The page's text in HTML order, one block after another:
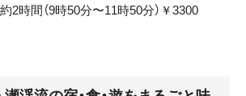
2時間（9時50分〜11時50分）￥3300